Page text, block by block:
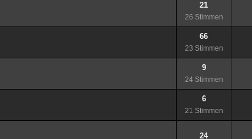
21
26 Stimmen
66
23 Stimmen
9
24 Stimmen
6
21 Stimmen
24